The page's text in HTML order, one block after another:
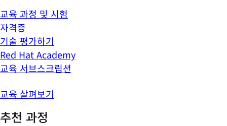
교육 과정 및 시험
자격증
기술 평가하기
Red Hat Academy
교육 서브스크립션
교육 살펴보기
추천 과정